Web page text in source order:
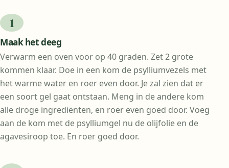
Maak het deeg
Verwarm een oven voor op 40 graden. Zet 2 grote
kommen klaar. Doe in een kom de psylliumvezels met
het warme water en roer even door. Je zal zien dat er
een soort gel gaat ontstaan. Meng in de andere kom
alle droge ingrediënten, en roer even goed door. Voeg
aan de kom met de psylliumgel nu de olijfolie en de
agavesiroop toe. En roer goed door.